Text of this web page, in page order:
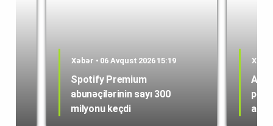
Xəbər • 06 Avqust 2026 15:19
Spotify Premium
abunəçilərinin sayı 300
milyonu keçdi